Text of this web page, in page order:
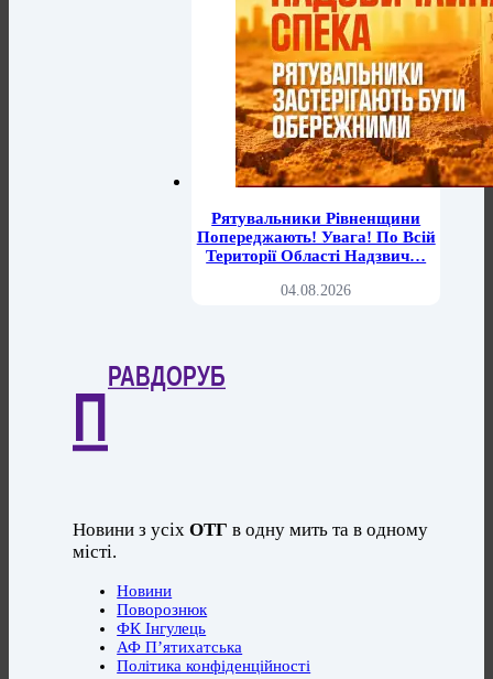
Рятувальники Рівненщини
Попереджають! Увага! По Всій
Території Області Надзвич…
04.08.2026
П
РАВДОРУБ
Новини з усіхОТГ в одну мить та в одному
місті.
Новини
Поворознюк
ФК Інгулець
АФ П’ятихатська
Політика конфіденційності